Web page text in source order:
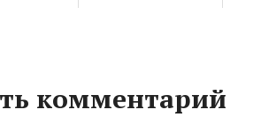
комментарий